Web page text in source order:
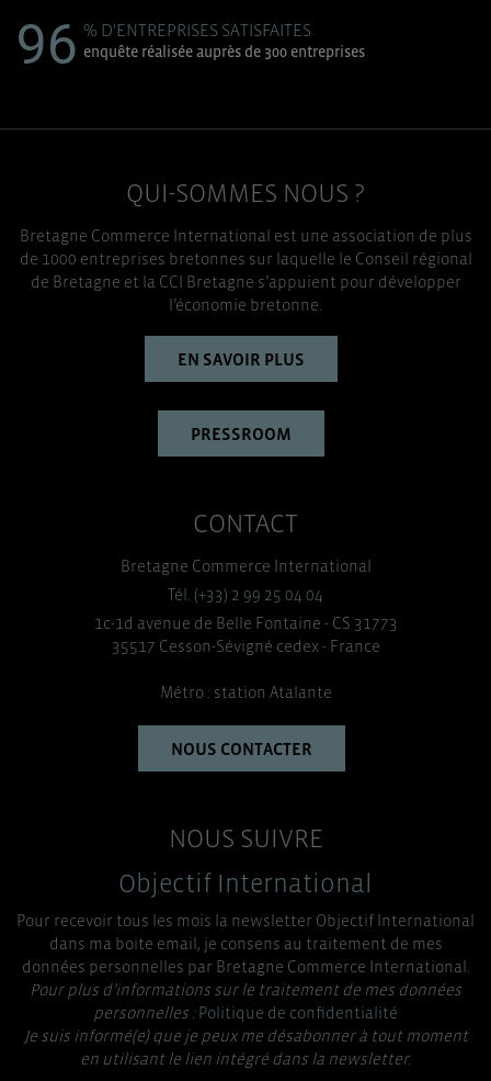
96 % D'ENTREPRISES SATISFAITES
enquête réalisée auprès de 300 entreprises
QUI-SOMMES NOUS ?
Bretagne Commerce International est une association de plus
de 1000 entreprises bretonnes sur laquelle le Conseil régional
de Bretagne et la CCI Bretagne s’appuient pour développer
l’économie bretonne.
EN SAVOIR PLUS
PRESSROOM
CONTACT
Bretagne Commerce International
Tél. (+33) 2 99 25 04 04
1c-1d avenue de Belle Fontaine - CS 31773
35517 Cesson-Sévigné cedex - France
Métro : station Atalante
NOUS CONTACTER
NOUS SUIVRE
Objectif International
Pour recevoir tous les mois la newsletter Objectif International
dans ma boite email, je consens au traitement de mes
données personnelles par Bretagne Commerce International.
Pour plus d’informations sur le traitement de mes données
personnelles :Politique de confidentialité
Je suis informé(e) que je peux me désabonner à tout moment
en utilisant le lien intégré dans la newsletter.